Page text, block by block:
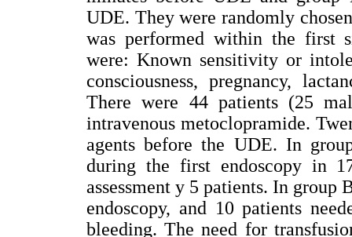
UDE. They were randomly
was performed within the first
were: Known sensitivity or
consciousness, pregnancy,
There were 44 patients (25
intravenous metoclopramide.
agents before the UDE. In
during the first endoscopy in
assessment y 5 patients. In group
endoscopy, and 10 patients
bleeding. The need for